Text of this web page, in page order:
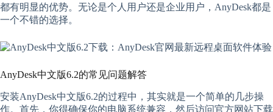
都有明显的优势。无论是个人用户还是企业用户，AnyDesk都是
一个不错的选择。
AnyDesk中文版6.2的常见问题解答
安装AnyDesk中文版6.2的过程中，其实就是一个简单的几步操
作。首先，你得确保你的电脑系统兼容，然后访问官方网站下载